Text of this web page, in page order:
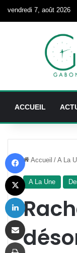
vendredi 7, août 2026
ACCUEIL
Accueil / A La
A La Une
X
Imprimer